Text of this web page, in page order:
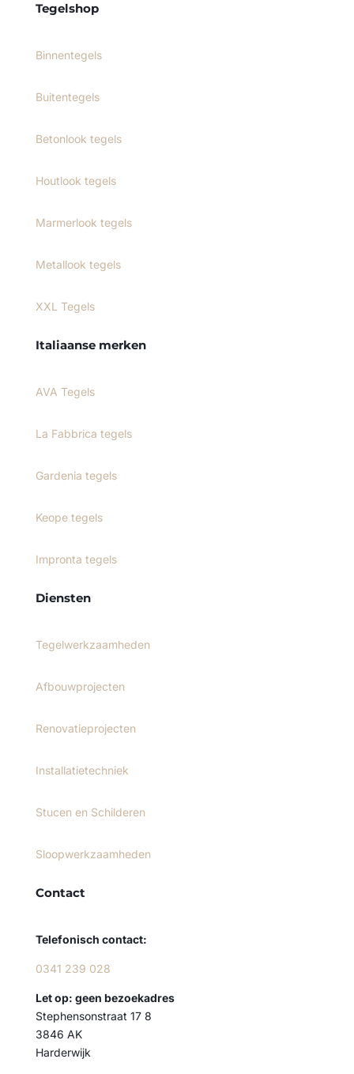
Tegelshop
Binnentegels
Buitentegels
Betonlook tegels
Houtlook tegels
Marmerlook tegels
Metallook tegels
XXL Tegels
Italiaanse merken
AVA Tegels
La Fabbrica tegels
Gardenia tegels
Keope tegels
Impronta tegels
Diensten
Tegelwerkzaamheden
Afbouwprojecten
Renovatieprojecten
Installatietechniek
Stucen en Schilderen
Sloopwerkzaamheden
Contact
Telefonisch contact:
0341 239 028
Let op: geen bezoekadres
Stephensonstraat 17 8
3846 AK
Harderwijk